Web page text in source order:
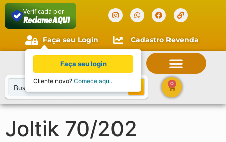
Verificada por
Faça seu Login Cadastro Revenda
0
Joltik 70/202
Faça seu login
Cliente novo? Comece aqui.